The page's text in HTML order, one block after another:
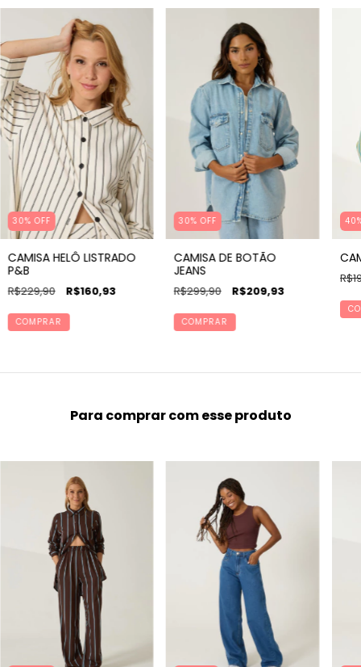
30% OFF
CAMISA HELÔ LISTRADO
P&B
R$229,90 R$160,93
COMPRAR
30% OFF
CAMISA DE BOTÃO
JEANS
R$299,90 R$209,93
COMPRAR
Para comprar com esse produto